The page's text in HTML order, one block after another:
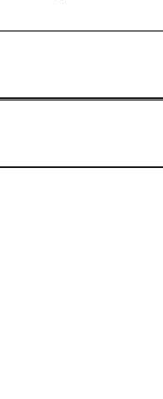
Projekte im
ihre Konzepte in